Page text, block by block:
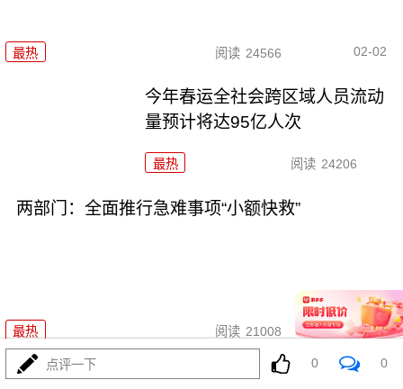
最热 阅读 24566 02-02
今年春运全社会跨区域人员流动
量预计将达95亿人次
最热 阅读 24206
两部门：全面推行急难事项“小额快救”
最热 阅读 21008 01-29
近7亿！2025年出入境人次创历
点评一下 0 0